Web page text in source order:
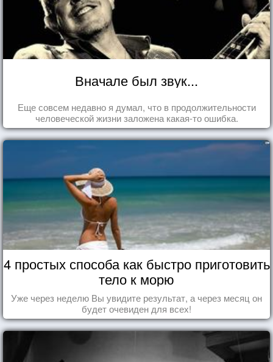
Вначале был звук...
Еще совсем недавно я думал, что в продолжительности
человеческой жизни заложена какая-то ошибка.
4 простых способа как быстро приготовить
тело к морю
Уже через неделю Вы увидите результат, а через месяц он
будет очевиден для всех!